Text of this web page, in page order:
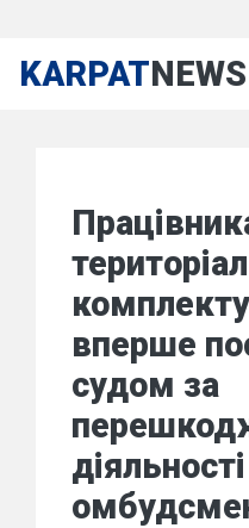
KARPATNEWS
вперше
судом за
діяльності